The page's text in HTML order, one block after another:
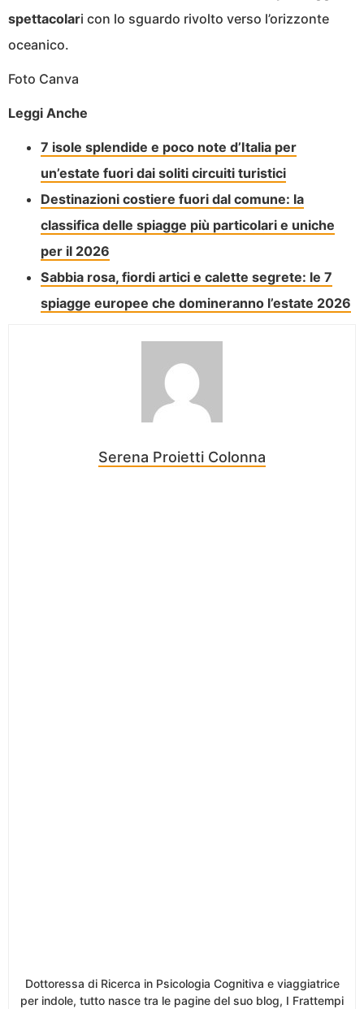
spettacolari con lo sguardo rivolto verso l’orizzonte
oceanico.
Foto Canva
Leggi Anche
7 isole splendide e poco note d’Italia per
un’estate fuori dai soliti circuiti turistici
Destinazioni costiere fuori dal comune: la
classifica delle spiagge più particolari e uniche
per il 2026
Sabbia rosa, fiordi artici e calette segrete: le 7
spiagge europee che domineranno l’estate 2026
Serena Proietti Colonna
Dottoressa di Ricerca in Psicologia Cognitiva e viaggiatrice
per indole, tutto nasce tra le pagine del suo blog, I Frattempi